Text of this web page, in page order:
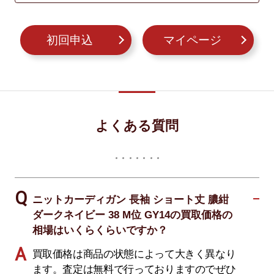
初回申込 マイページ
よくある質問
ニットカーディガン 長袖 ショート丈 膿紺
ダークネイビー 38 M位 GY14の買取価格の
相場はいくらくらいですか？
買取価格は商品の状態によって大きく異なり
ます。査定は無料で行っておりますのでぜひ